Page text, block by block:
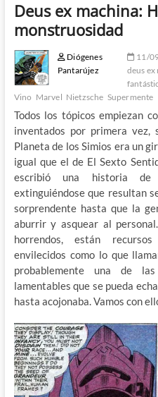
Deus ex machina:
monstruosidad
Diógenes
Pantarújez
11/
deus
Vino Marvel Nietzsche Supermente
Todos los tópicos empiezan
inventados por primera
Planeta de los Simios era un
igual que el de El Sexto
escribió una historia
extinguiéndose que resultan
sorprendente hasta que la
aburrir y asquear al
horrendos, están
envilecidos como lo que
probablemente una de
lamentables que se pueda
hasta acojonaba. Vamos con